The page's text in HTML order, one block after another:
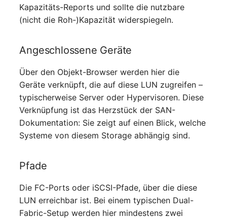
Service
Speichersystem
Stacking
Stadt
Steckdosenleiste
Switch
Switch Chassis
Kapazitäts-Reports und sollte die nutzbare
(nicht die Roh-)Kapazität widerspiegeln.
Angeschlossene Geräte
Über den Objekt-Browser werden hier die
Geräte verknüpft, die auf diese LUN zugreifen –
typischerweise Server oder Hypervisoren. Diese
Verknüpfung ist das Herzstück der SAN-
Dokumentation: Sie zeigt auf einen Blick, welche
Systeme von diesem Storage abhängig sind.
Pfade
Die FC-Ports oder iSCSI-Pfade, über die diese
LUN erreichbar ist. Bei einem typischen Dual-
Fabric-Setup werden hier mindestens zwei